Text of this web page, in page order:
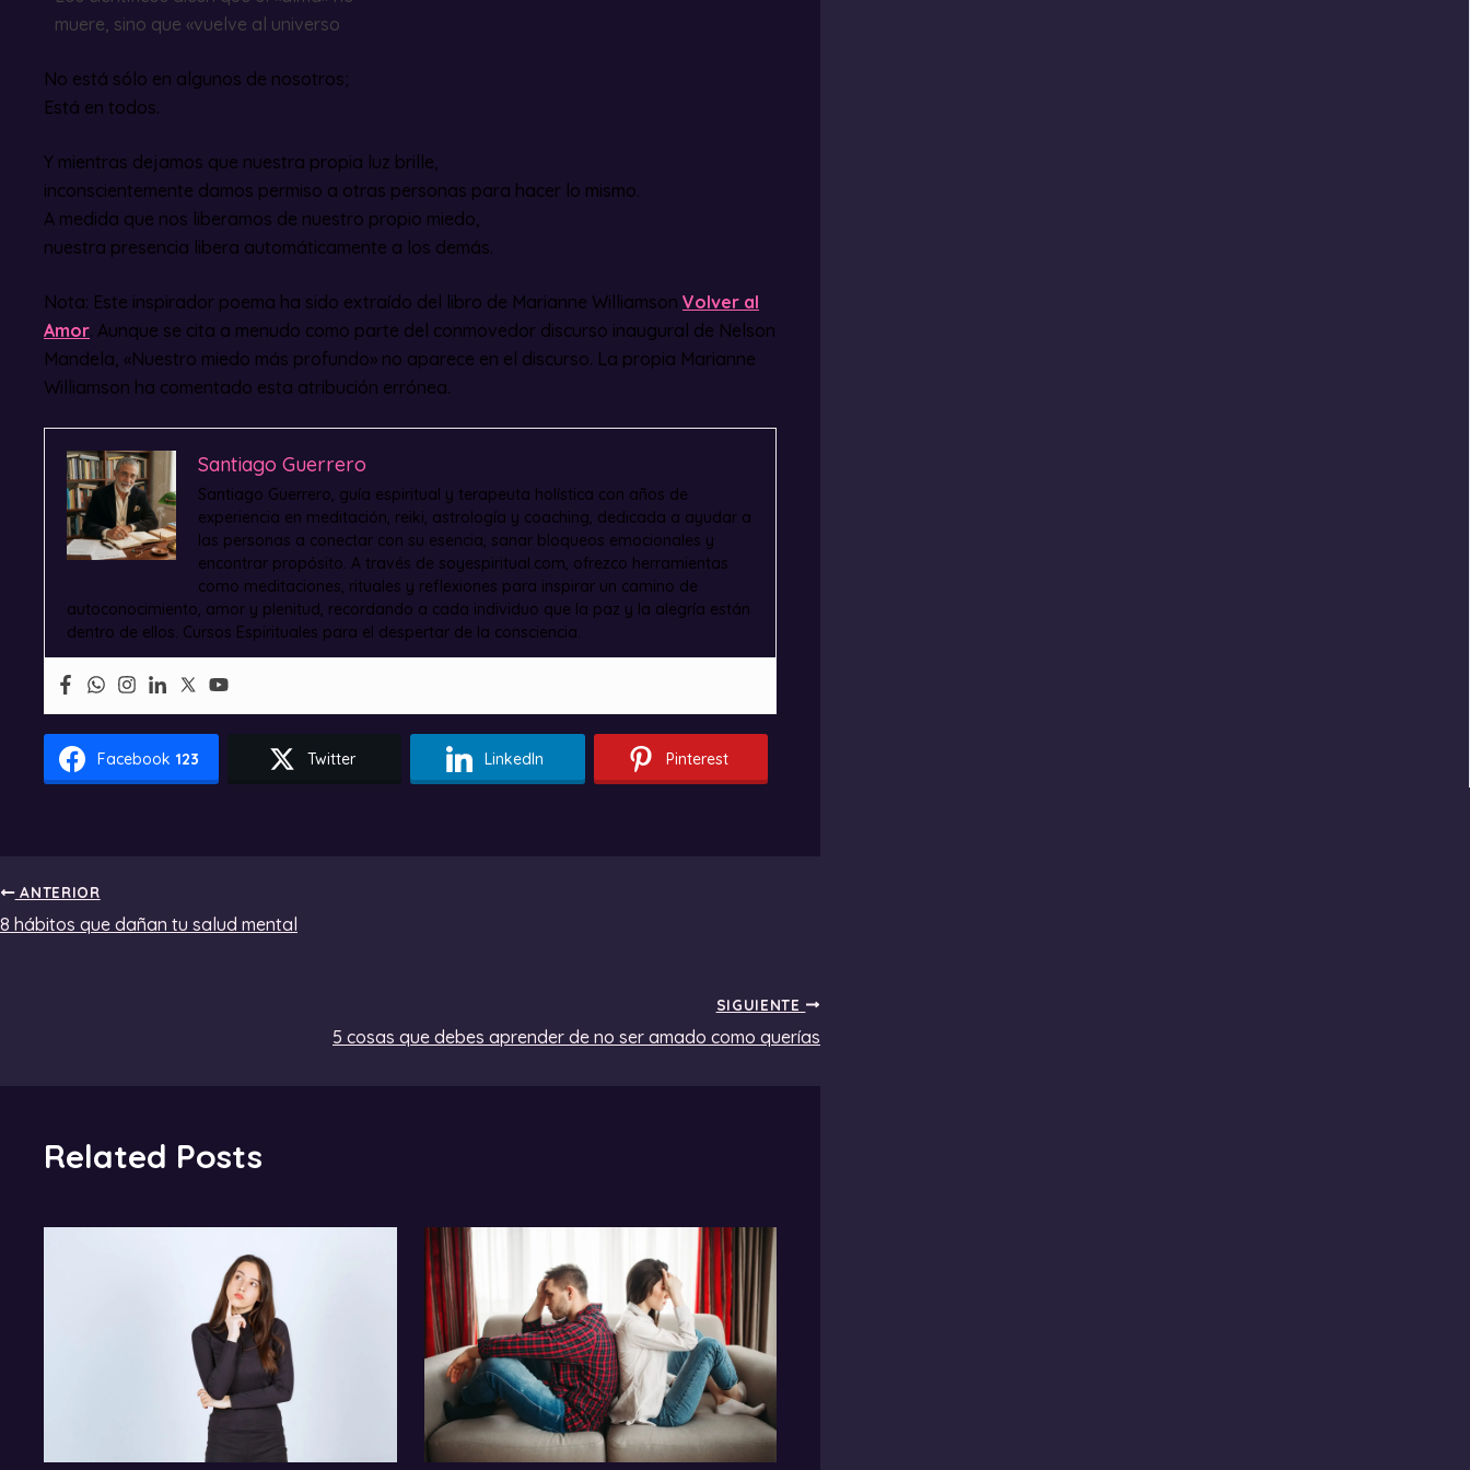
muere, sino que «vuelve al universo
No está sólo en algunos de nosotros;
Está en todos.
Y mientras dejamos que nuestra propia luz brille,
inconscientemente damos permiso a otras personas para hacer lo mismo.
A medida que nos liberamos de nuestro propio miedo,
nuestra presencia libera automáticamente a los demás.
Nota: Este inspirador poema ha sido extraído del libro de Marianne Williamson Volver al
Amor. Aunque se cita a menudo como parte del conmovedor discurso inaugural de Nelson
Mandela, «Nuestro miedo más profundo» no aparece en el discurso. La propia Marianne
Williamson ha comentado esta atribución errónea.
Santiago Guerrero
Santiago Guerrero, guía espiritual y terapeuta holística con años de
experiencia en meditación, reiki, astrología y coaching, dedicada a ayudar a
las personas a conectar con su esencia, sanar bloqueos emocionales y
encontrar propósito. A través de soyespiritual.com, ofrezco herramientas
como meditaciones, rituales y reflexiones para inspirar un camino de
autoconocimiento, amor y plenitud, recordando a cada individuo que la paz y la alegría están
dentro de ellos. Cursos Espirituales para el despertar de la consciencia.
Facebook 123 Twitter LinkedIn Pinterest
ANTERIOR
8 hábitos que dañan tu salud mental
SIGUIENTE
5 cosas que debes aprender de no ser amado como querías
Related Posts